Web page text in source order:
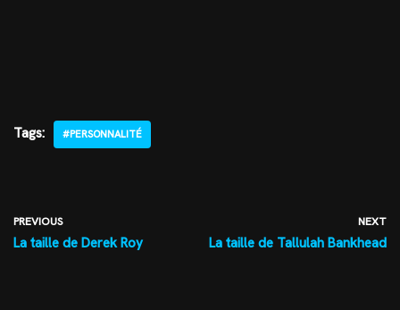
Tags: #PERSONNALITÉ
PREVIOUS
La taille de Derek Roy
NEXT
La taille de Tallulah Bankhead